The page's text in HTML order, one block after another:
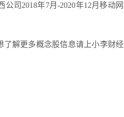
司2018年7月-2020年12月移动网
了解更多概念股信息请上小李财经